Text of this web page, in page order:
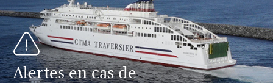
Alertes en cas de